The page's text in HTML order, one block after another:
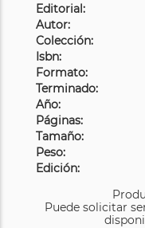
Editorial:
Autor:
Colección:
Isbn:
Formato:
Terminado:
Año:
Páginas:
Tamaño:
Peso:
Edición:
Puede solicitar